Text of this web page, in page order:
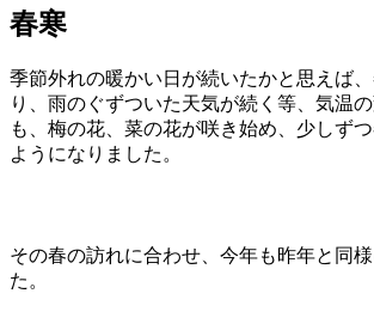
春寒
季節外れの暖かい日が続いたかと思えば
り、雨のぐずついた天気が続く等、気温
も、梅の花、菜の花が咲き始め、少しず
ようになりました。
その春の訪れに合わせ、今年も昨年と同
た。